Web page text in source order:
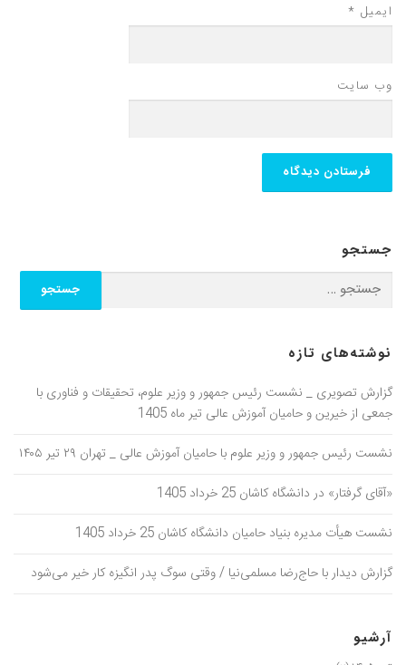
ایمیل *
وب‌ سایت
جستجو
نوشته‌های تازه
گزارش تصویری _ نشست رئیس جمهور و وزیر علوم، تحقیقات و فناوری با
جمعی از خیرین و حامیان آموزش عالی تیر ماه 1405
نشست رئیس جمهور و وزیر علوم با حامیان آموزش عالی _ تهران ۲۹ تیر ۱۴۰۵
«آقای گرفتار» در دانشگاه کاشان 25 خرداد 1405
نشست هیأت مدیره بنیاد حامیان دانشگاه کاشان 25 خرداد 1405
گزارش دیدار با حاج‌رضا مسلمی‌نیا / وقتی سوگ پدر انگیزه کار خیر می‌شود
آرشیو